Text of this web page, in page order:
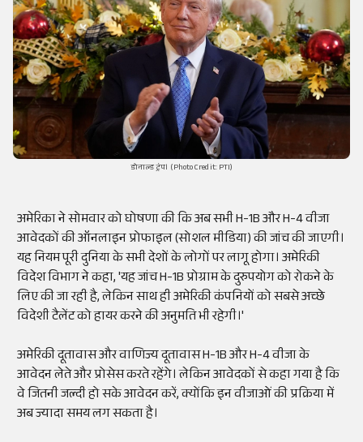
डोनाल्ड ट्रंप। (Photo Credit: PTI)
अमेरिका ने सोमवार को घोषणा की कि अब सभी H-1B और H-4 वीजा
आवेदकों की ऑनलाइन प्रोफाइल (सोशल मीडिया) की जांच की जाएगी।
यह नियम पूरी दुनिया के सभी देशों के लोगों पर लागू होगा। अमेरिकी
विदेश विभाग ने कहा, 'यह जांच H-1B प्रोग्राम के दुरुपयोग को रोकने के
लिए की जा रही है, लेकिन साथ ही अमेरिकी कंपनियों को सबसे अच्छे
विदेशी टैलेंट को हायर करने की अनुमति भी रहेगी।'
अमेरिकी दूतावास और वाणिज्य दूतावास H-1B और H-4 वीजा के
आवेदन लेते और प्रोसेस करते रहेंगे। लेकिन आवेदकों से कहा गया है कि
वे जितनी जल्दी हो सके आवेदन करें, क्योंकि इन वीजाओं की प्रक्रिया में
अब ज्यादा समय लग सकता है।